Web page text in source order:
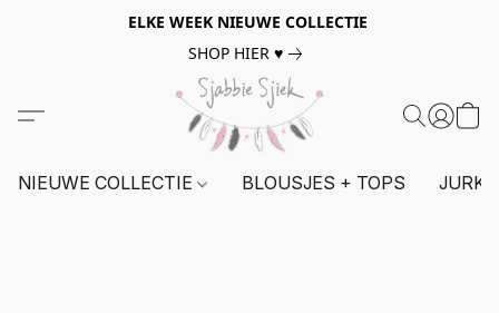
ELKE WEEK NIEUWE COLLECTIE
SHOP HIER ♥
NIEUWE COLLECTIE BLOUSJES + TOPS